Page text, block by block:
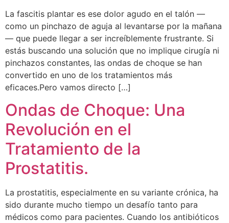
La fascitis plantar es ese dolor agudo en el talón —
como un pinchazo de aguja al levantarse por la mañana
— que puede llegar a ser increíblemente frustrante. Si
estás buscando una solución que no implique cirugía ni
pinchazos constantes, las ondas de choque se han
convertido en uno de los tratamientos más
eficaces.Pero vamos directo […]
Ondas de Choque: Una
Revolución en el
Tratamiento de la
Prostatitis.
La prostatitis, especialmente en su variante crónica, ha
sido durante mucho tiempo un desafío tanto para
médicos como para pacientes. Cuando los antibióticos